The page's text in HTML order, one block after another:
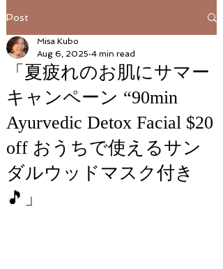
Post
「夏疲れのお肌にサマー
キャンペーン “90min
Ayurvedic Detox Facial $20
off おうちで使えるサン
ダルウッドマスク付き
🎵」
Misa Kubo
Aug 6, 2025 4 min read